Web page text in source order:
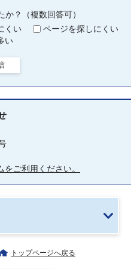
？（複数回答可）
くい
ページを探しにくい
い
ご利用ください。
トップページへ戻る